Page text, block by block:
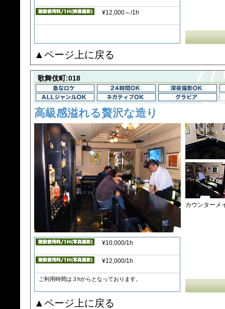
¥12,000～/1h
▲ページ上に戻る
歌舞伎町:018
高級感溢れる贅沢な造り
¥10,000/1h
¥12,000/1h
ご利用時間は３hからとなっております。
カウンターメ
▲ページ上に戻る